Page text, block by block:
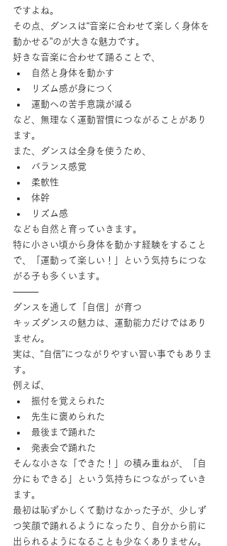
ですよね。
その点、ダンスは“音楽に合わせて楽しく身体を
動かせる”のが大きな魅力です。
好きな音楽に合わせて踊ることで、
自然と身体を動かす
リズム感が身につく
運動への苦手意識が減る
など、無理なく運動習慣につながることがあり
ます。
また、ダンスは全身を使うため、
バランス感覚
柔軟性
体幹
リズム感
なども自然と育っていきます。
特に小さい頃から身体を動かす経験をすること
で、「運動って楽しい！」という気持ちにつな
がる子も多くいます。
⸻
ダンスを通して「自信」が育つ
キッズダンスの魅力は、運動能力だけではあり
ません。
実は、“自信”につながりやすい習い事でもありま
す。
例えば、
振付を覚えられた
先生に褒められた
最後まで踊れた
発表会で踊れた
そんな小さな「できた！」の積み重ねが、「自
分にもできる」という気持ちにつながっていき
ます。
最初は恥ずかしくて動けなかった子が、少しず
つ笑顔で踊れるようになったり、自分から前に
出られるようになることも少なくありません。